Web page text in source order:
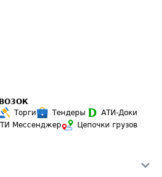
Торги Тендеры
АТИ-Доки
Мессенджер
Цепочки грузов